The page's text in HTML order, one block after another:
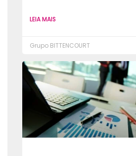
LEIA MAIS
Grupo BITTENCOURT